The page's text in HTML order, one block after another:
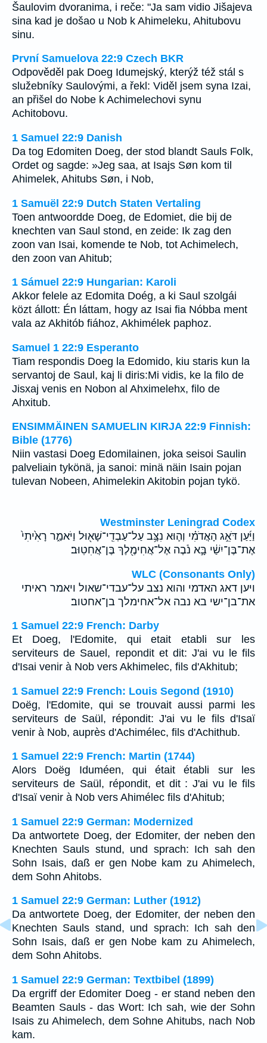
Šaulovim dvoranima, i reče: "Ja sam vidio Jišajeva
sina kad je došao u Nob k Ahimeleku, Ahitubovu
sinu.
První Samuelova 22:9 Czech BKR
Odpověděl pak Doeg Idumejský, kterýž též stál s
služebníky Saulovými, a řekl: Viděl jsem syna Izai,
an přišel do Nobe k Achimelechovi synu
Achitobovu.
1 Samuel 22:9 Danish
Da tog Edomiten Doeg, der stod blandt Sauls Folk,
Ordet og sagde: »Jeg saa, at Isajs Søn kom til
Ahimelek, Ahitubs Søn, i Nob,
1 Samuël 22:9 Dutch Staten Vertaling
Toen antwoordde Doeg, de Edomiet, die bij de
knechten van Saul stond, en zeide: Ik zag den
zoon van Isai, komende te Nob, tot Achimelech,
den zoon van Ahitub;
1 Sámuel 22:9 Hungarian: Karoli
Akkor felele az Edomita Doég, a ki Saul szolgái
közt állott: Én láttam, hogy az Isai fia Nóbba ment
vala az Akhitób fiához, Akhimélek paphoz.
Samuel 1 22:9 Esperanto
Tiam respondis Doeg la Edomido, kiu staris kun la
servantoj de Saul, kaj li diris:Mi vidis, ke la filo de
Jisxaj venis en Nobon al Ahximelehx, filo de
Ahxitub.
ENSIMMÄINEN SAMUELIN KIRJA 22:9 Finnish:
Bible (1776)
Niin vastasi Doeg Edomilainen, joka seisoi Saulin
palveliain tykönä, ja sanoi: minä näin Isain pojan
tulevan Nobeen, Ahimelekin Akitobin pojan tykö.
Westminster Leningrad Codex
וַיַּ֜עַן דֹּאֵ֣ג הָאֲדֹמִ֗י וְה֛וּא נִצָּ֥ב עַל־עַבְדֵֽי־שָׁא֖וּל וַיֹּאמַ֑ר רָאִ֙יתִי֙
אֶת־בֶּן־יִשַׁ֔י בָּ֣א נֹ֔בֶה אֶל־אֲחִימֶ֖לֶךְ בֶּן־אֲחִטֽוּב׃
WLC (Consonants Only)
ויען דאג האדמי והוא נצב על־עבדי־שאול ויאמר ראיתי
את־בן־ישי בא נבה אל־אחימלך בן־אחטוב׃
1 Samuel 22:9 French: Darby
Et Doeg, l'Edomite, qui etait etabli sur les
serviteurs de Sauel, repondit et dit: J'ai vu le fils
d'Isai venir à Nob vers Akhimelec, fils d'Akhitub;
1 Samuel 22:9 French: Louis Segond (1910)
Doëg, l'Edomite, qui se trouvait aussi parmi les
serviteurs de Saül, répondit: J'ai vu le fils d'Isaï
venir à Nob, auprès d'Achimélec, fils d'Achithub.
1 Samuel 22:9 French: Martin (1744)
Alors Doëg Iduméen, qui était établi sur les
serviteurs de Saül, répondit, et dit : J'ai vu le fils
d'Isaï venir à Nob vers Ahimélec fils d'Ahitub;
1 Samuel 22:9 German: Modernized
Da antwortete Doeg, der Edomiter, der neben den
Knechten Sauls stund, und sprach: Ich sah den
Sohn Isais, daß er gen Nobe kam zu Ahimelech,
dem Sohn Ahitobs.
1 Samuel 22:9 German: Luther (1912)
Da antwortete Doeg, der Edomiter, der neben den
Knechten Sauls stand, und sprach: Ich sah den
Sohn Isais, daß er gen Nobe kam zu Ahimelech,
dem Sohn Ahitobs.
1 Samuel 22:9 German: Textbibel (1899)
Da ergriff der Edomiter Doeg - er stand neben den
Beamten Sauls - das Wort: Ich sah, wie der Sohn
Isais zu Ahimelech, dem Sohne Ahitubs, nach Nob
kam.